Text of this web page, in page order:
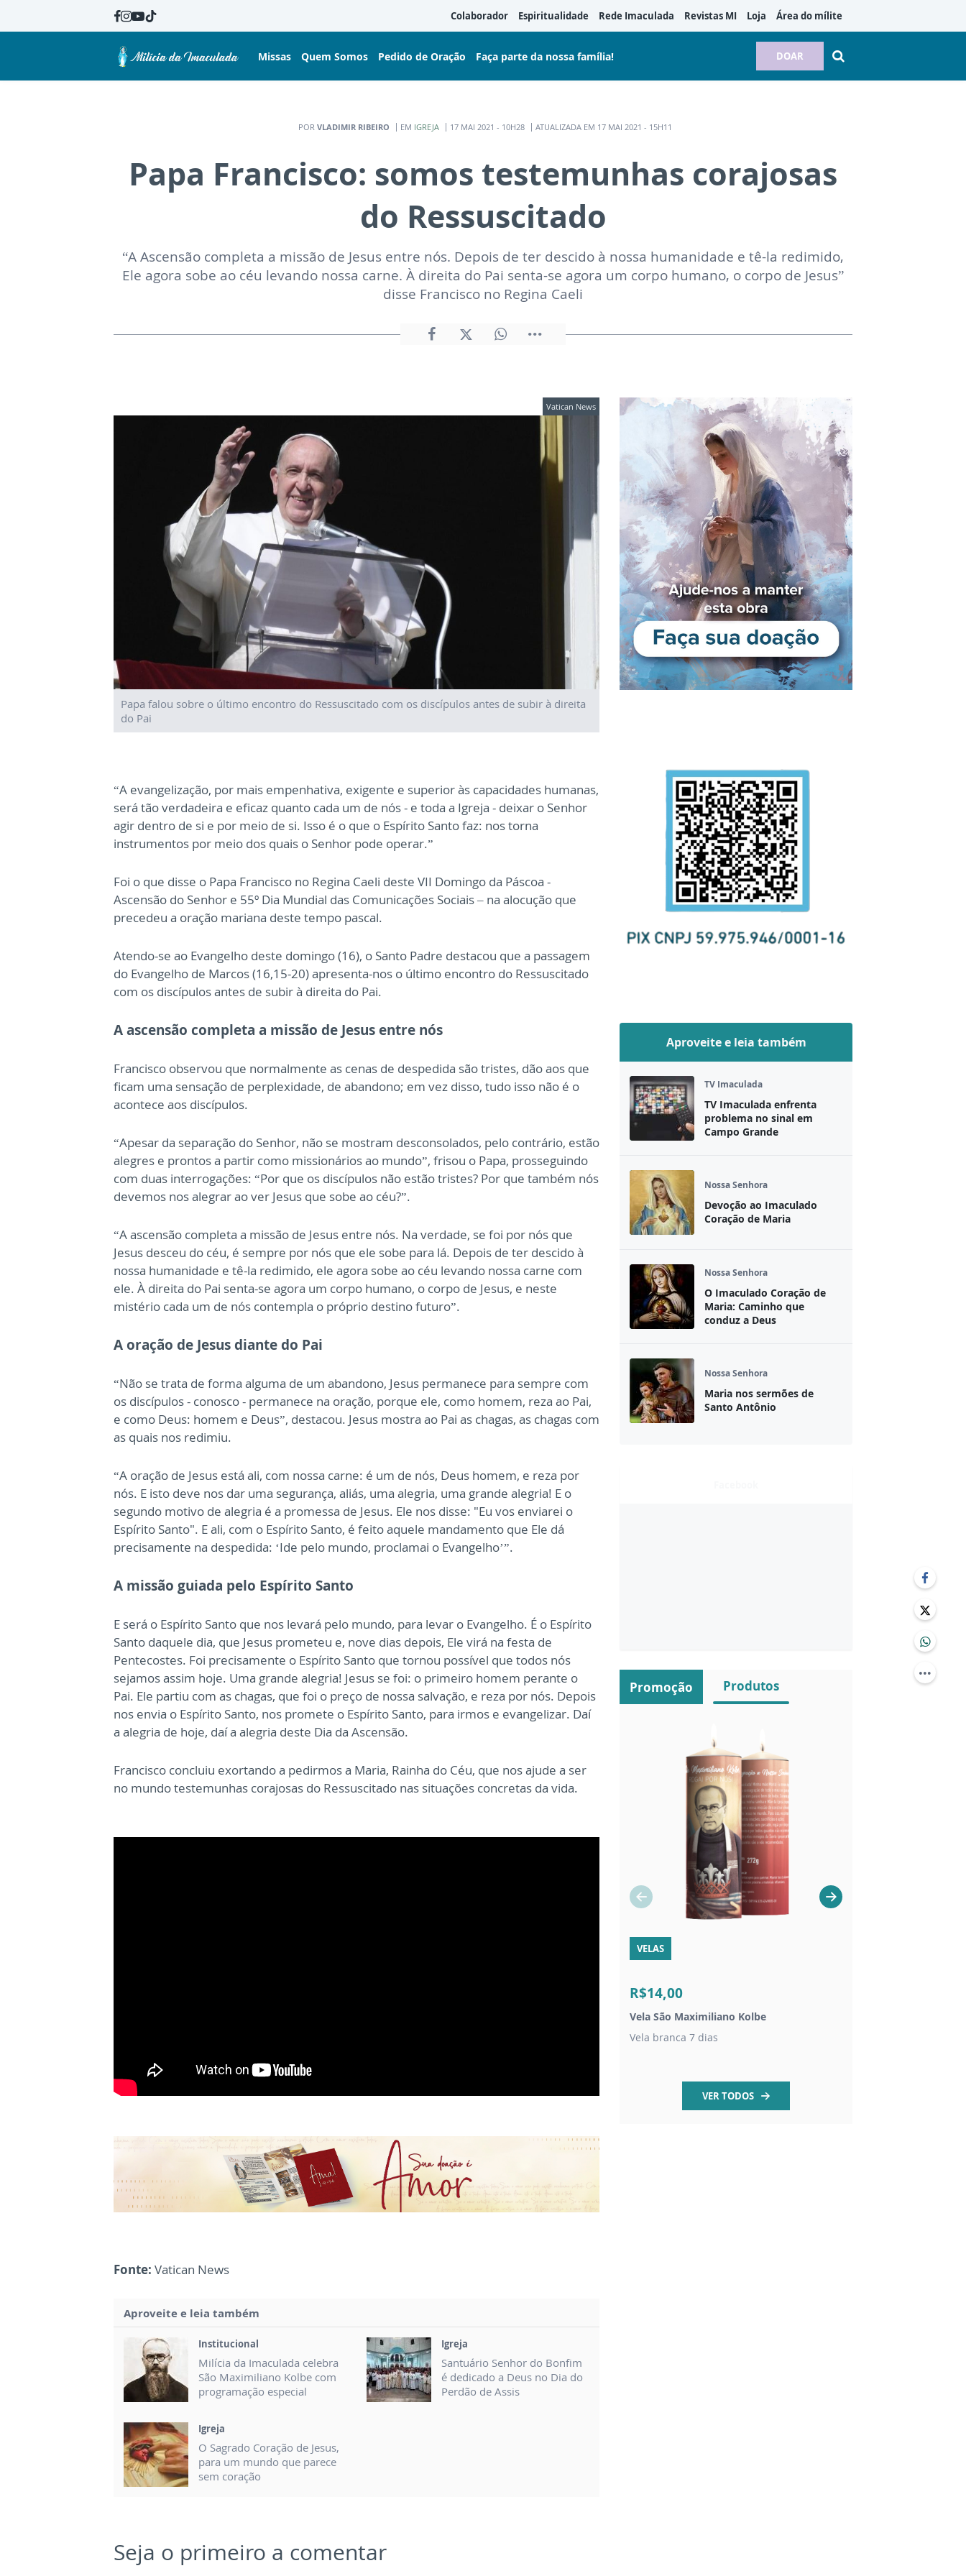
Colaborador Espiritualidade Rede Imaculada Revistas MI Loja Área do mílite
Missas Quem Somos Pedido de Oração Faça parte da nossa família! DOAR
POR VLADIMIR RIBEIRO EM IGREJA 17 MAI 2021 - 10H28 ATUALIZADA EM 17 MAI 2021 - 15H11
Papa Francisco: somos testemunhas corajosas
do Ressuscitado
“A Ascensão completa a missão de Jesus entre nós. Depois de ter descido à nossa humanidade e tê-la redimido,
Ele agora sobe ao céu levando nossa carne. À direita do Pai senta-se agora um corpo humano, o corpo de Jesus”
disse Francisco no Regina Caeli
Vatican News
Papa falou sobre o último encontro do Ressuscitado com os discípulos antes de subir à direita
do Pai
“A evangelização, por mais empenhativa, exigente e superior às capacidades humanas,
será tão verdadeira e eficaz quanto cada um de nós - e toda a Igreja - deixar o Senhor
agir dentro de si e por meio de si. Isso é o que o Espírito Santo faz: nos torna
instrumentos por meio dos quais o Senhor pode operar.”
Foi o que disse o Papa Francisco no Regina Caeli deste VII Domingo da Páscoa -
Ascensão do Senhor e 55º Dia Mundial das Comunicações Sociais – na alocução que
precedeu a oração mariana deste tempo pascal.
Atendo-se ao Evangelho deste domingo (16), o Santo Padre destacou que a passagem
do Evangelho de Marcos (16,15-20) apresenta-nos o último encontro do Ressuscitado
com os discípulos antes de subir à direita do Pai.
A ascensão completa a missão de Jesus entre nós
Francisco observou que normalmente as cenas de despedida são tristes, dão aos que
ficam uma sensação de perplexidade, de abandono; em vez disso, tudo isso não é o
acontece aos discípulos.
“Apesar da separação do Senhor, não se mostram desconsolados, pelo contrário, estão
alegres e prontos a partir como missionários ao mundo”, frisou o Papa, prosseguindo
com duas interrogações: “Por que os discípulos não estão tristes? Por que também nós
devemos nos alegrar ao ver Jesus que sobe ao céu?”.
“A ascensão completa a missão de Jesus entre nós. Na verdade, se foi por nós que
Jesus desceu do céu, é sempre por nós que ele sobe para lá. Depois de ter descido à
nossa humanidade e tê-la redimido, ele agora sobe ao céu levando nossa carne com
ele. À direita do Pai senta-se agora um corpo humano, o corpo de Jesus, e neste
mistério cada um de nós contempla o próprio destino futuro”.
A oração de Jesus diante do Pai
“Não se trata de forma alguma de um abandono, Jesus permanece para sempre com
os discípulos - conosco - permanece na oração, porque ele, como homem, reza ao Pai,
e como Deus: homem e Deus”, destacou. Jesus mostra ao Pai as chagas, as chagas com
as quais nos redimiu.
“A oração de Jesus está ali, com nossa carne: é um de nós, Deus homem, e reza por
nós. E isto deve nos dar uma segurança, aliás, uma alegria, uma grande alegria! E o
segundo motivo de alegria é a promessa de Jesus. Ele nos disse: "Eu vos enviarei o
Espírito Santo". E ali, com o Espírito Santo, é feito aquele mandamento que Ele dá
precisamente na despedida: ‘Ide pelo mundo, proclamai o Evangelho’”.
A missão guiada pelo Espírito Santo
E será o Espírito Santo que nos levará pelo mundo, para levar o Evangelho. É o Espírito
Santo daquele dia, que Jesus prometeu e, nove dias depois, Ele virá na festa de
Pentecostes. Foi precisamente o Espírito Santo que tornou possível que todos nós
sejamos assim hoje. Uma grande alegria! Jesus se foi: o primeiro homem perante o
Pai. Ele partiu com as chagas, que foi o preço de nossa salvação, e reza por nós. Depois
nos envia o Espírito Santo, nos promete o Espírito Santo, para irmos e evangelizar. Daí
a alegria de hoje, daí a alegria deste Dia da Ascensão.
Francisco concluiu exortando a pedirmos a Maria, Rainha do Céu, que nos ajude a ser
no mundo testemunhas corajosas do Ressuscitado nas situações concretas da vida.
Fonte: Vatican News
Aproveite e leia também
Institucional
Milícia da Imaculada celebra
São Maximiliano Kolbe com
programação especial
Igreja
Santuário Senhor do Bonfim
é dedicado a Deus no Dia do
Perdão de Assis
Igreja
O Sagrado Coração de Jesus,
para um mundo que parece
sem coração
Seja o primeiro a comentar
Promoção Produtos
VELAS
R$14,00
Vela São Maximiliano Kolbe
Vela branca 7 dias
VER TODOS
Aproveite e leia também
TV Imaculada
TV Imaculada enfrenta
problema no sinal em
Campo Grande
Nossa Senhora
Devoção ao Imaculado
Coração de Maria
Nossa Senhora
O Imaculado Coração de
Maria: Caminho que
conduz a Deus
Nossa Senhora
Maria nos sermões de
Santo Antônio